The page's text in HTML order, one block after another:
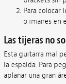
Para colocar
o imanes en
Las tijeras no
Esta guitarra mal
la espalda. Para
aplanar una gran